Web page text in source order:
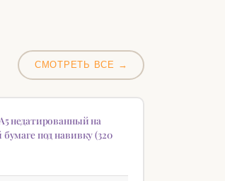
СМОТРЕТЬ ВСЕ →
недатированный на
бумаге под навивку (320